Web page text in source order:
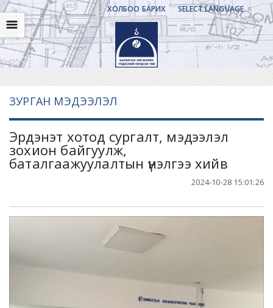
ХОЛБОО БАРИХ SELECT LANGUAGE
☰
ЗУРГАН МЭДЭЭЛЭЛ
Эрдэнэт хотод сургалт, мэдээлэл
зохион байгуулж,
баталгаажуулалтын үнэлгээ хийв
2024-10-28 15:01:26